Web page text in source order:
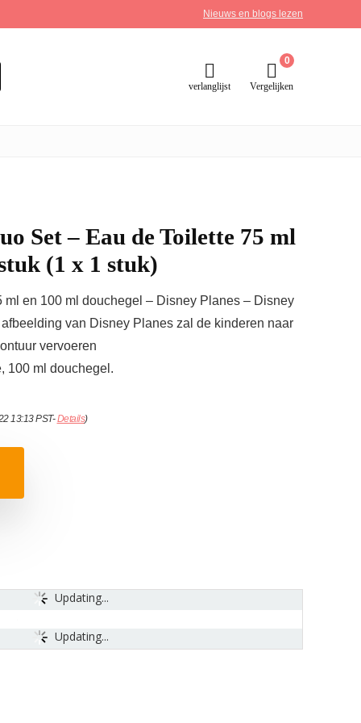
Nieuws en blogs lezen
verlanglijst
0
Vergelijken
Set – Eau de Toilette 75 ml
(1 x 1 stuk)
ml en 100 ml douchegel – Disney Planes – Disney
van Disney Planes zal de kinderen naar
vervoeren
100 ml douchegel.
13:13 PST-Details)
Updating...
Updating...